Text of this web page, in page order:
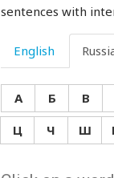
sentences with
English
А Б В
Ц
Ч Ш
непоротливый
непоседа
непохожий
непочтительный